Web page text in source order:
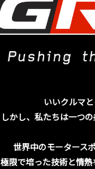
いいクルマ
しかし、私たちは一つ
世界中のモータース
極限で培った技術と情